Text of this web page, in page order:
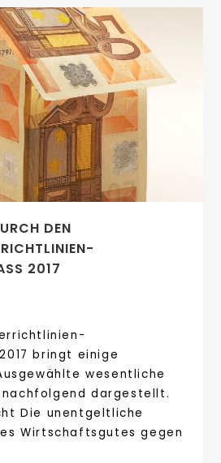
DEN
2017
bringt einige
wesentliche
nachfolgend dargestellt.
Die unentgeltliche
Wirtschaftsgutes gegen